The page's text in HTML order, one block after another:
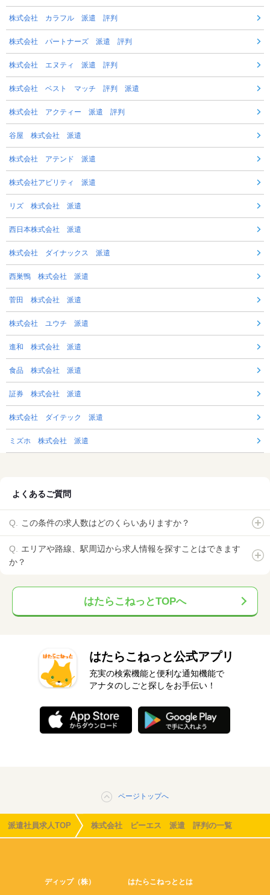
株式会社 カラフル 派遣 評判
株式会社 パートナーズ 派遣 評判
株式会社 エヌティ 派遣 評判
株式会社 ベスト マッチ 評判 派遣
株式会社 アクティー 派遣 評判
谷屋 株式会社 派遣
株式会社 アテンド 派遣
株式会社アビリティ 派遣
リズ 株式会社 派遣
西日本株式会社 派遣
株式会社 ダイナックス 派遣
西巣鴨 株式会社 派遣
菅田 株式会社 派遣
株式会社 ユウチ 派遣
進和 株式会社 派遣
食品 株式会社 派遣
証券 株式会社 派遣
株式会社 ダイテック 派遣
ミズホ 株式会社 派遣
よくあるご質問
この条件の求人数はどのくらいありますか？
エリアや路線、駅周辺から求人情報を探すことはできます
か？
はたらこねっとTOPへ
はたらこねっと公式アプリ
充実の検索機能と便利な通知機能で
アナタのしごと探しをお手伝い！
ページトップへ
派遣社員求人TOP 株式会社 ピーエス 派遣 評判の一覧
ディップ（株） はたらこねっととは